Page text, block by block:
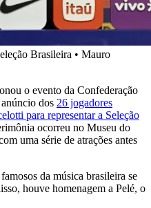
Brasileira • Mauro
o evento da Confederação
dos 26 jogadores
para representar a Seleção
ocorreu no Museu do
uma série de atrações antes
da música brasileira se
houve homenagem a Pelé, o